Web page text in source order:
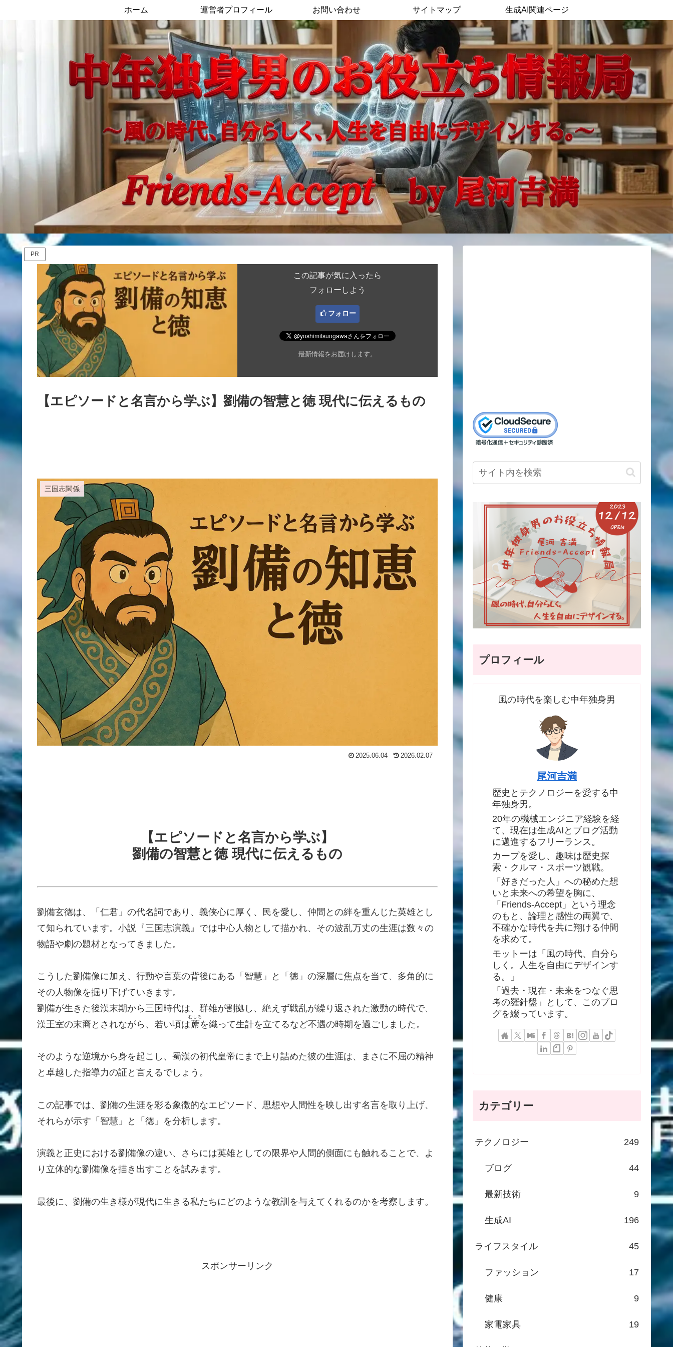
ホーム 運営者プロフィール お問い合わせ サイトマップ 生成AI関連ページ
PR
この記事が気に入ったら
フォローしよう
フォロー
最新情報をお届けします。
【エピソードと名言から学ぶ】劉備の智慧と徳 現代に伝えるもの
三国志関係
2025.06.04 2026.02.07
【エピソードと名言から学ぶ】
劉備の智慧と徳 現代に伝えるもの
劉備玄徳は、「仁君」の代名詞であり、義侠心に厚く、民を愛し、仲間との絆を重んじた英雄とし
て知られています。小説『三国志演義』では中心人物として描かれ、その波乱万丈の生涯は数々の
物語や劇の題材となってきました。
こうした劉備像に加え、行動や言葉の背後にある「智慧」と「徳」の深層に焦点を当て、多角的に
その人物像を掘り下げていきます。
劉備が生きた後漢末期から三国時代は、群雄が割拠し、絶えず戦乱が繰り返された激動の時代で、
漢王室の末裔とされながら、若い頃は蓆
むしろ
を織って生計を立てるなど不遇の時期を過ごしました。
そのような逆境から身を起こし、蜀漢の初代皇帝にまで上り詰めた彼の生涯は、まさに不屈の精神
と卓越した指導力の証と言えるでしょう。
この記事では、劉備の生涯を彩る象徴的なエピソード、思想や人間性を映し出す名言を取り上げ、
それらが示す「智慧」と「徳」を分析します。
演義と正史における劉備像の違い、さらには英雄としての限界や人間的側面にも触れることで、よ
り立体的な劉備像を描き出すことを試みます。
最後に、劉備の生き様が現代に生きる私たちにどのような教訓を与えてくれるのかを考察します。
スポンサーリンク
プロフィール
風の時代を楽しむ中年独身男
尾河吉満
歴史とテクノロジーを愛する中
年独身男。
20年の機械エンジニア経験を経
て、現在は生成AIとブログ活動
に邁進するフリーランス。
カープを愛し、趣味は歴史探
索・クルマ・スポーツ観戦。
「好きだった人」への秘めた想
いと未来への希望を胸に、
「Friends-Accept」という理念
のもと、論理と感性の両翼で、
不確かな時代を共に翔ける仲間
を求めて。
モットーは「風の時代、自分ら
しく。人生を自由にデザインす
る。」
「過去・現在・未来をつなぐ思
考の羅針盤」として、このブロ
グを綴っています。
カテゴリー
テクノロジー 249
ブログ 44
最新技術 9
生成AI 196
ライフスタイル 45
ファッション 17
健康 9
家電家具 19